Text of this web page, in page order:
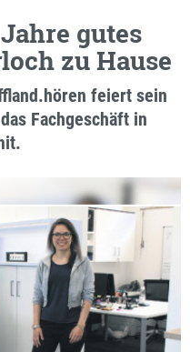
gutes
zu Hause
feiert sein
Fachgeschäft in